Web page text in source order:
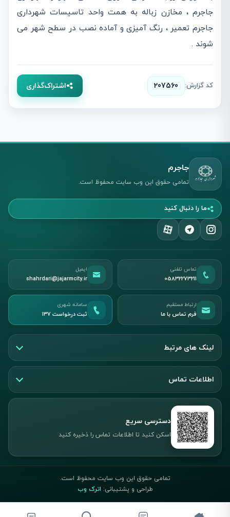
جاجرم ، مخازن زباله به همت واحد تاسیسات شهرداری
جاجرم تعمیر ، رنگ آمیزی و آماده نصب در سطح شهر می
شوند .
کد گزارش: 207560 اشتراک‌گذاری
جاجرم
تمامی حقوق این وب سایت محفوظ است.
ما را دنبال کنید
تماس تلفنی
05832273211
ایمیل
shahrdari@jajarmcity.ir
ارتباط مستقیم
فرم تماس با ما
سامانه شهری
ثبت درخواست ۱۳۷
لینک های مرتبط
اطلاعات تماس
دسترسی سریع
اسکن کنید تا اطلاعات تماس را ذخیره کنید
تمامی حقوق این وب سایت محفوظ است.
طراحی و پشتیبانی: اترک وب